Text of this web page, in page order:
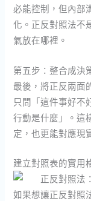
必能控制，但內部
化。正反對照法不
氣放在哪裡。
第五步：整合成決
最後，將正反兩面
只問「這件事好不
行動是什麼」。這
定，也更能對應現
建立對照表的實用
如果想讓正反對照